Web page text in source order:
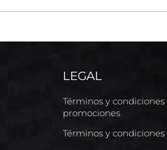
LEGAL
Términos y condiciones
promociones
Términos y condiciones